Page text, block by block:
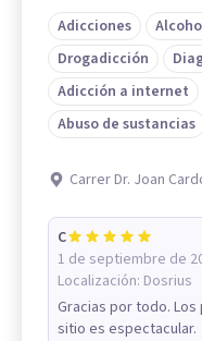
Adicciones
Drogadicción
Adicción a internet
Abuso de sustancias
Carrer Dr. Joan
C
1 de septiembre de
Localización: Dosrius
Gracias por todo.
sitio es espectacular.